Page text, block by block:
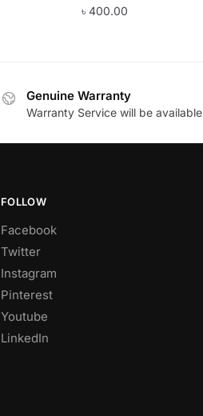
৳ 400.00
Genuine Warranty
Warranty Service will be available
FOLLOW
Facebook
Twitter
Instagram
Pinterest
Youtube
LinkedIn